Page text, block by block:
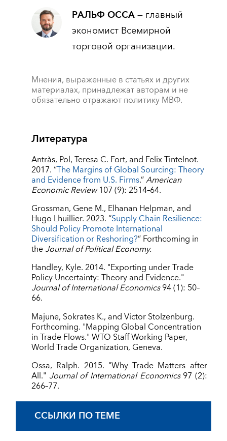
РАЛЬФ ОССА— главный
экономист Всемирной
торговой организации.
Мнения, выраженные в статьях и других
материалах, принадлежат авторам и не
обязательно отражают политику МВФ.
Литература
Antràs, Pol, Teresa C. Fort, and Felix Tintelnot.
2017. “The Margins of Global Sourcing: Theory
and Evidence from U.S. Firms.”American
Economic Review107 (9): 2514–64.
Grossman, Gene M., Elhanan Helpman, and
Hugo Lhuillier. 2023. “Supply Chain Resilience:
Should Policy Promote International
Diversification or Reshoring?” Forthcoming in
theJournal of Political Economy.
Handley, Kyle. 2014. "Exporting under Trade
Policy Uncertainty: Theory and Evidence."
Journal of International Economics94 (1): 50–
66.
Majune, Sokrates K., and Victor Stolzenburg.
Forthcoming. "Mapping Global Concentration
in Trade Flows." WTO Staff Working Paper,
World Trade Organization, Geneva.
Ossa, Ralph. 2015. "Why Trade Matters after
All." Journal of International Economics97 (2):
266–77.
ССЫЛКИ ПО ТЕМЕ